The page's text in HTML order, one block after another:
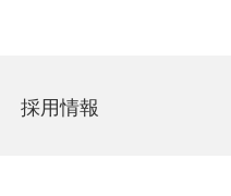
採用情報